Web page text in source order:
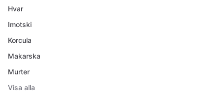
Hvar
Imotski
Korcula
Makarska
Murter
Visa alla